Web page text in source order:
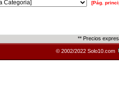
[Pág.
** Precios
© 2002/2022 Solo10.com